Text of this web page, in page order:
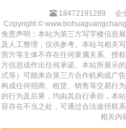
18472191289
企
Copyright ©
免责声明：本站为第三方写字楼信息
及人工整理，仅供参考。本站与相关
营方等主体不存在任何隶属关系、授
方信息或作出任何承诺。本站所展示
式等）可能来自第三方合作机构或广
构成任何招商、租赁、销售等交易行
的行为及后果，均由其自行承担，本
容存在不当之处，可通过合法途径联
相关内